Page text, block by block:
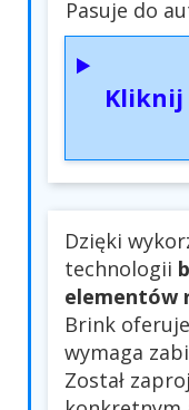
Pasuje do
Kliknij
Dzięki
technologii
elementów
Brink
wymaga
Został